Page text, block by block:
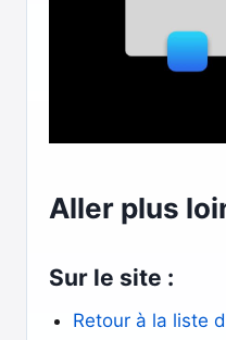
Aller plus
Sur le site :
Retour à la liste